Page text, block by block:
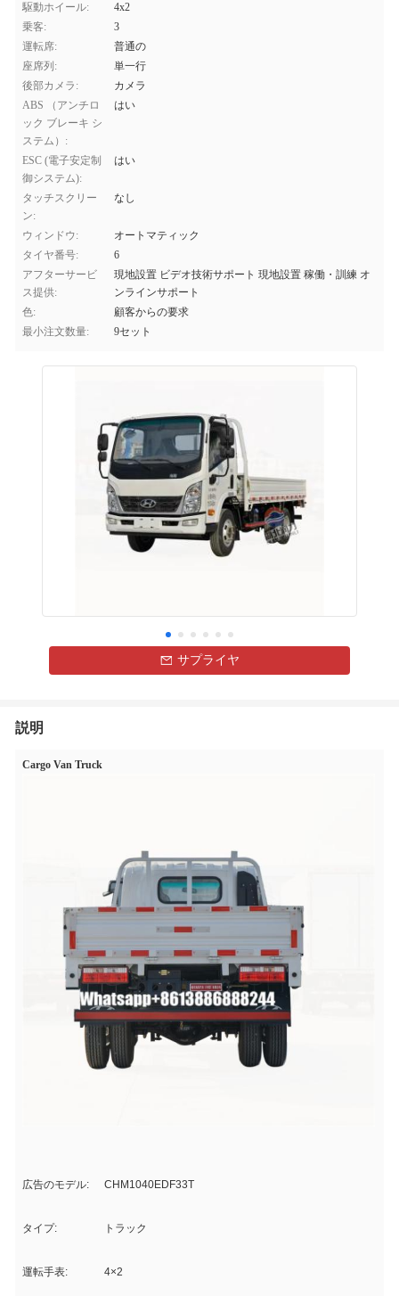
駆動ホイール:
4x2
乗客:
3
運転席:
普通の
座席列:
単一行
後部カメラ:
カメラ
ABS （アンチロ
ック ブレーキ シ
ステム）:
はい
ESC (電子安定制
御システム):
はい
タッチスクリー
ン:
なし
ウィンドウ:
オートマティック
タイヤ番号:
6
アフターサービ
ス提供:
現地設置 ビデオ技術サポート 現地設置 稼働・訓練 オ
ンラインサポート
色:
顧客からの要求
最小注文数量:
9セット
サプライヤ
説明
Cargo Van Truck
広告のモデル: CHM1040EDF33T
タイプ: トラック
運転手表: 4×2